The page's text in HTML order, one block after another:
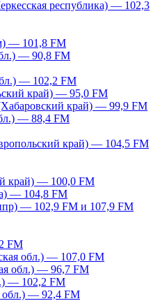
республика) — 102,3
— 101,8 FM
— 90,8 FM
— 102,2 FM
край) — 95,0 FM
край) — 99,9 FM
— 88,4 FM
край) — 104,5 FM
край) — 100,0 FM
— 104,8 FM
— 102,9 FM и 107,9 FM
FM
обл.) — 107,0 FM
обл.) — 96,7 FM
— 102,2 FM
обл.) — 92,4 FM